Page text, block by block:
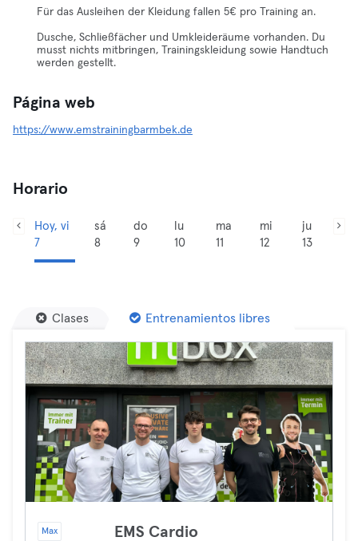
Für das Ausleihen der Kleidung fallen 5€ pro Training an.
Dusche, Schließfächer und Umkleideräume vorhanden. Du
musst nichts mitbringen, Trainingskleidung sowie Handtuch
werden gestellt.
Página web
https://www.emstrainingbarmbek.de
Horario
Hoy, vi
7
sá
8
do
9
lu
10
ma
11
mi
12
ju
13
Clases Entrenamientos libres
Max EMS Cardio